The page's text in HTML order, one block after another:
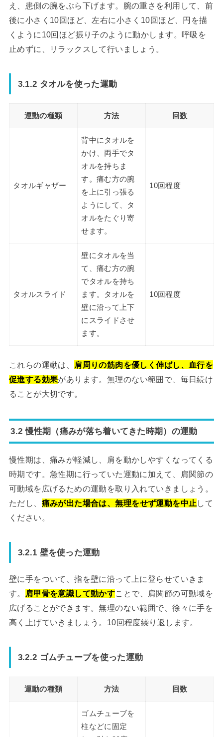
え、患側の腕をぶら下げます。腕の重さを利用して、前
後に小さく10回ほど、左右に小さく10回ほど、円を描
くように10回ほど振り子のように動かします。呼吸を
止めずに、リラックスして行いましょう。
3.1.2 タオルを使った運動
運動の種類 方法 回数
タオルギャザー
背中にタオルを
かけ、両手でタ
オルを持ちま
す。痛む方の腕
を上に引っ張る
ようにして、タ
オルをたぐり寄
せます。
10回程度
タオルスライド
壁にタオルを当
て、痛む方の腕
でタオルを持ち
ます。タオルを
壁に沿って上下
にスライドさせ
ます。
10回程度
これらの運動は、 肩周りの筋肉を優しく伸ばし、血行を
促進する効果があります。無理のない範囲で、毎日続け
ることが大切です。
3.2 慢性期（痛みが落ち着いてきた時期）の運動
慢性期は、痛みが軽減し、肩を動かしやすくなってくる
時期です。急性期に行っていた運動に加えて、肩関節の
可動域を広げるための運動を取り入れていきましょう。
ただし、 痛みが出た場合は、無理をせず運動を中止 して
ください。
3.2.1 壁を使った運動
壁に手をついて、指を壁に沿って上に登らせていきま
す。
肩甲骨を意識して動かすことで、肩関節の可動域を
広げることができます。無理のない範囲で、徐々に手を
高く上げていきましょう。10回程度繰り返します。
3.2.2 ゴムチューブを使った運動
運動の種類 方法 回数
ゴムチューブを
柱などに固定